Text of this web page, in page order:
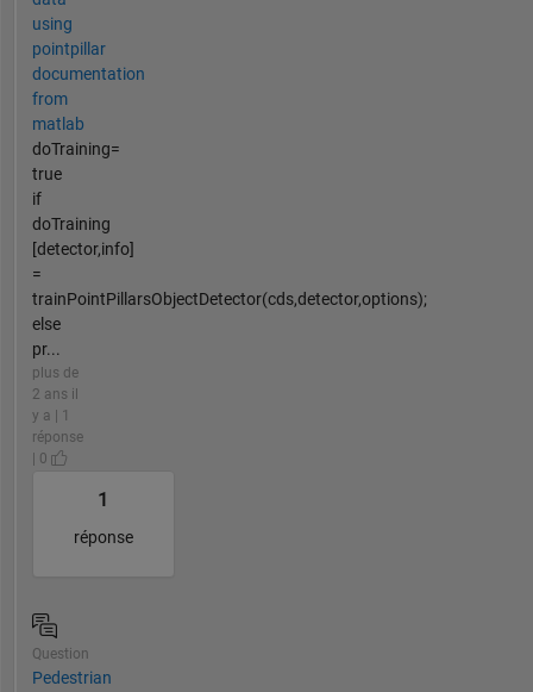
using
pointpillar
documentation
from
matlab
doTraining=
true
if
doTraining
[detector,info]
=
trainPointPillarsObjectDetector(cds,detector,options);
else
pr...
plus de
2 ans il
y a | 1
réponse
| 0
1
réponse
Question
Pedestrian